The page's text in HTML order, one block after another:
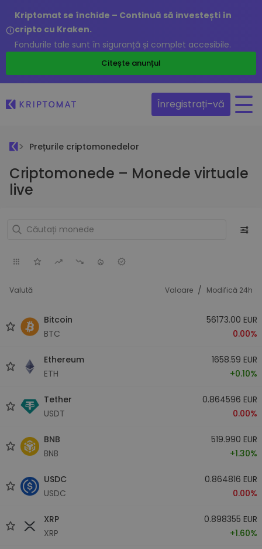
Kriptomat se închide – Continuă să investești în
cripto cu Kraken.
Fondurile tale sunt în siguranță și complet accesibile.
Citește anunțul
Înregistrați–vă
Prețurile criptomonedelor
Criptomonede – Monede virtuale
live
Valută Valoare / Modifică 24h
Bitcoin
BTC
56173.00 EUR
0.00%
Ethereum
ETH
1658.59 EUR
+0.10%
Tether
USDT
0.864596 EUR
0.00%
BNB
BNB
519.990 EUR
+1.30%
USDC
USDC
0.864816 EUR
0.00%
XRP
XRP
0.898355 EUR
+1.60%